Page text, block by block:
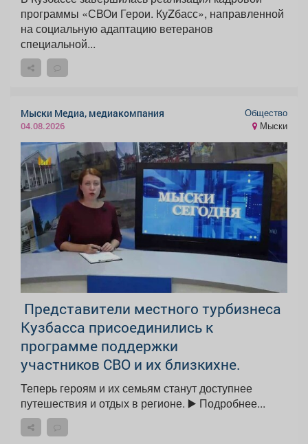
программы «СВОи Герои. КуZбасс», направленной
на социальную адаптацию ветеранов
специальной...
Мыски Медиа, медиакомпания
04.08.2026
Общество
Мыски
Представители местного турбизнеса
Кузбасса присоединились к
программе поддержки
участников СВО и их близкихне.
Теперь героям и их семьям станут доступнее
путешествия и отдых в регионе. ▶️ Подробнее...